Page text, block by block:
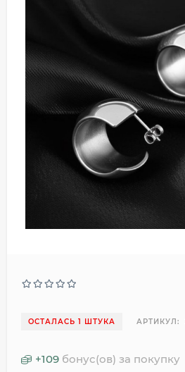
ОСТАЛАСЬ 1 ШТУКА АРТИКУЛ:
+109 бонус(ов) за покупку